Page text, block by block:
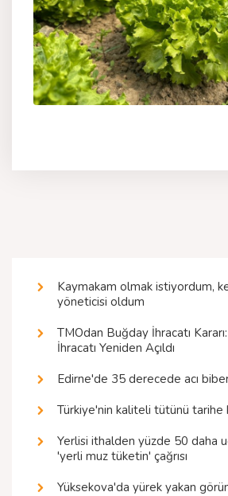
Kaymakam olmak istiyordum,
yöneticisi oldum
TMOdan Buğday İhracatı
İhracatı Yeniden Açıldı
Edirne'de 35 derecede acı biber
Türkiye'nin kaliteli tütünü tarihe
Yerlisi ithalden yüzde 50 daha
'yerli muz tüketin' çağrısı
Yüksekova'da yürek yakan